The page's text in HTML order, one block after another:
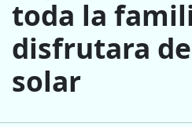
toda la
disfrutara
solar